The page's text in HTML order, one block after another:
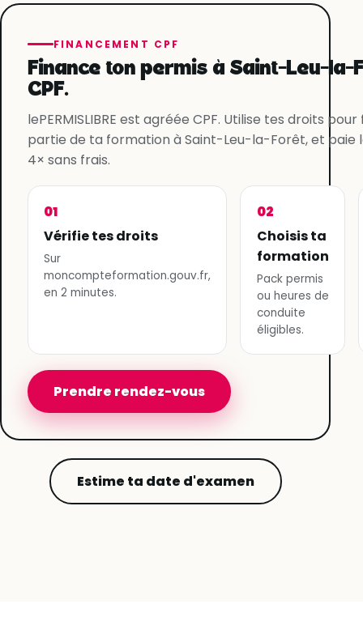
FINANCEMENT CPF
Finance ton permis à Saint-Leu-la-
CPF.
lePERMISLIBRE est agréée CPF. Utilise tes droits
partie de ta formation à Saint-Leu-la-Forêt, et paie
4× sans frais.
01
Vérifie tes droits
Sur
moncompteformation.gouv.fr,
en 2 minutes.
02
Choisis ta
formation
Pack permis
ou heures de
conduite
éligibles.
Prendre rendez-vous
Estime ta date d'examen